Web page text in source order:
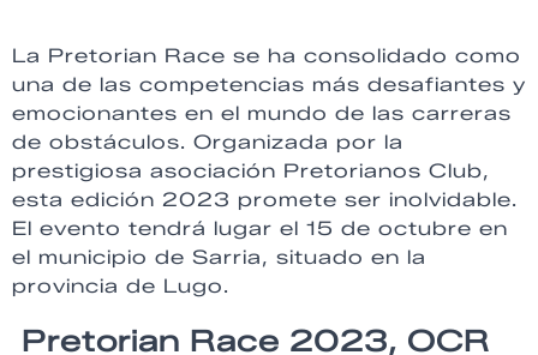
La Pretorian Race se ha consolidado como
una de las competencias más desafiantes y
emocionantes en el mundo de las carreras
de obstáculos. Organizada por la
prestigiosa asociación Pretorianos Club,
esta edición 2023 promete ser inolvidable.
El evento tendrá lugar el 15 de octubre en
el municipio de Sarria, situado en la
provincia de Lugo.
Pretorian Race 2023, OCR